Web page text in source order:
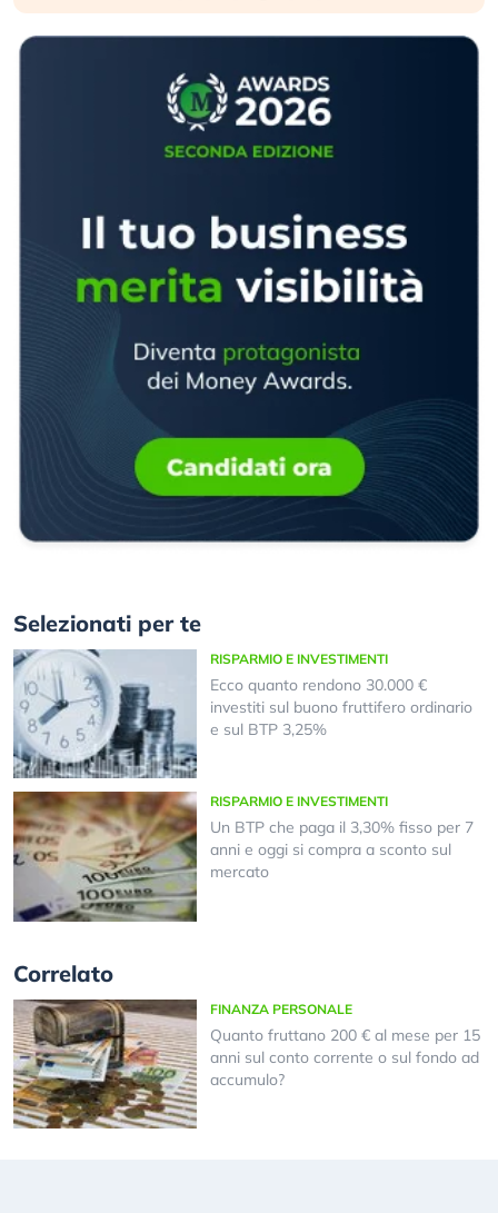
Selezionati per te
RISPARMIO E INVESTIMENTI
Ecco quanto rendono 30.000 €
investiti sul buono fruttifero ordinario
e sul BTP 3,25%
RISPARMIO E INVESTIMENTI
Un BTP che paga il 3,30% fisso per 7
anni e oggi si compra a sconto sul
mercato
Correlato
FINANZA PERSONALE
Quanto fruttano 200 € al mese per 15
anni sul conto corrente o sul fondo ad
accumulo?